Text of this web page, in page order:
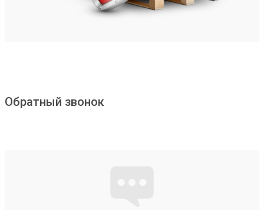
Обратный звонок